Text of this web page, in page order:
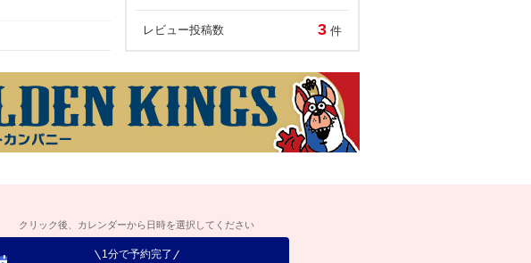
レビュー投稿数 3 件
クリック後、カレンダーから日時を選択してください
1分で予約完了